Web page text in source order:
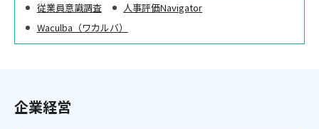
従業員意識調査
人事評価Navigator
Waculba（ワカルバ）
企業経営